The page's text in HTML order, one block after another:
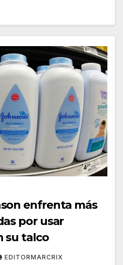
enfrenta más
por usar
su talco
EDITORMARCRIX